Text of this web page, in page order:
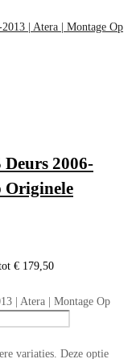
Deurs 2006-
Originele
€ 179,50
| Atera | Montage Op
variaties. Deze optie